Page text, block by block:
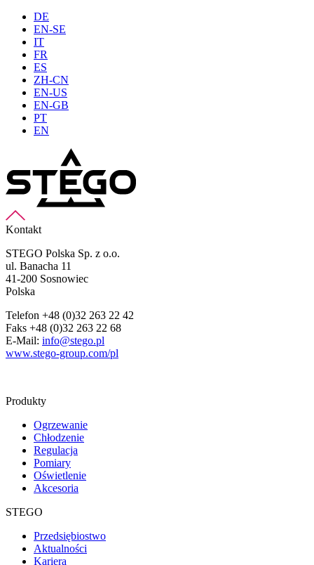
DE
EN-SE
IT
FR
ES
ZH-CN
EN-US
EN-GB
PT
EN
Kontakt
STEGO Polska Sp. z o.o.
ul. Banacha 11
41-200 Sosnowiec
Polska
Telefon +48 (0)32 263 22 42
Faks +48 (0)32 263 22 68
E-Mail: info@stego.pl
www.stego-group.com/pl
Produkty
Ogrzewanie
Chłodzenie
Regulacja
Pomiary
Oświetlenie
Akcesoria
STEGO
Przedsiębiostwo
Aktualności
Kariera